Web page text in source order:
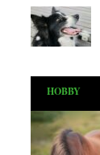
HOBBY